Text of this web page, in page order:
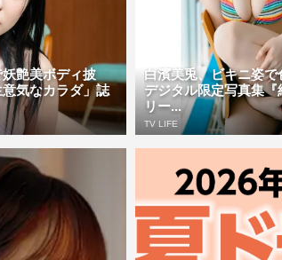
艶美ボディ披
気なカラダ」誌
白濱美兎、ビキニ姿
デジタル限定写真集
リー...
TV LIFE